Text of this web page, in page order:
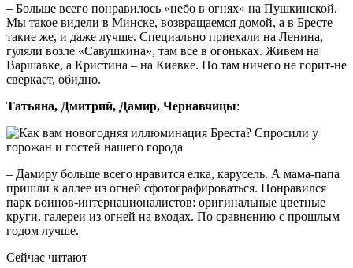
– Больше всего понравилось «небо в огнях» на Пушкинской.
Мы такое видели в Минске, возвращаемся домой, а в Бресте
такие же, и даже лучше. Специально приехали на Ленина,
гуляли возле «Савушкина», там все в огоньках. Живем на
Варшавке, а Кристина – на Киевке. Но там ничего не горит-не
сверкает, обидно.
Татьяна, Дмитрий, Дамир, Чернавчицы:
– Дамиру больше всего нравится елка, карусель. А мама-папа
пришли к аллее из огней сфотографироваться. Понравился
парк воинов-интернационалистов: оригинальные цветные
круги, галереи из огней на входах. По сравнению с прошлым
годом лучше.
Сейчас читают